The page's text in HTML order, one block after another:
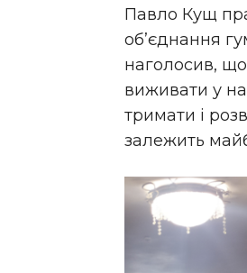
Павло Кущ
об’єднання
наголосив,
виживати у
тримати і
залежить